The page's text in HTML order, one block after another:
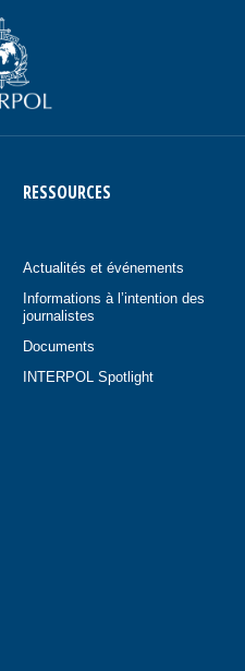
RESSOURCES
Actualités et événements
Informations à l’intention des
journalistes
Documents
INTERPOL Spotlight